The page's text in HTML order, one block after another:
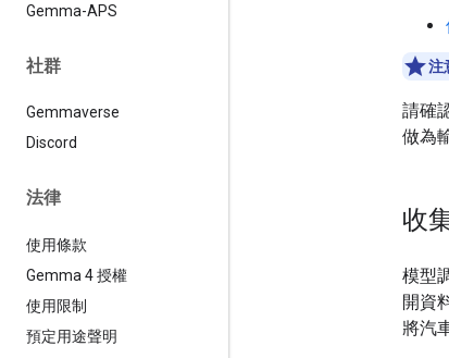
Gemma-APS
社群
Gemmaverse
Discord
法律
使用條款
Gemma 4 授權
使用限制
預定用途聲明
注
請確
做為
收
模型
開資
將汽